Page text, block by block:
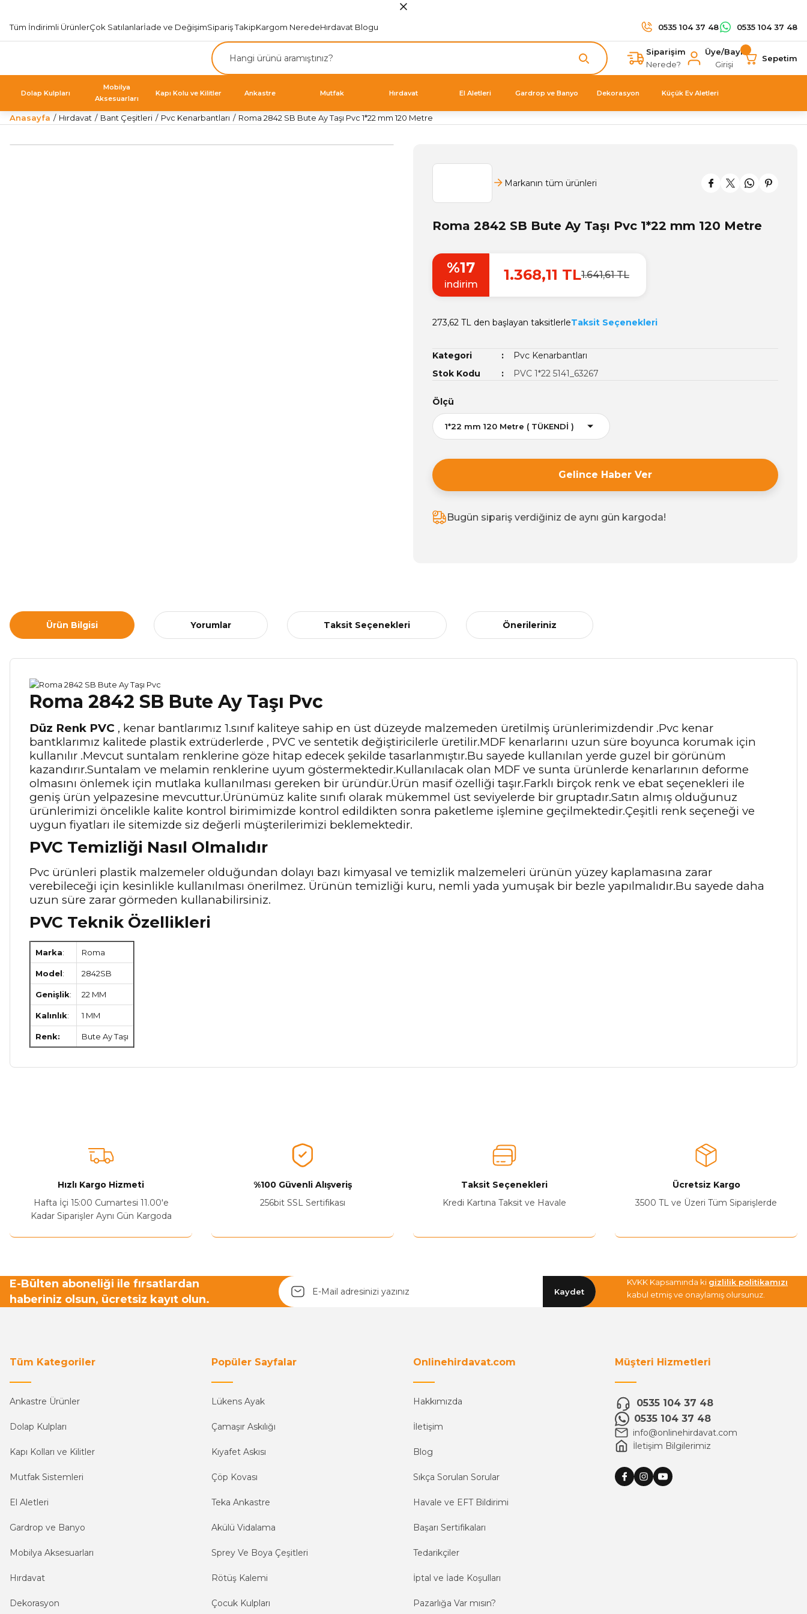
Tüm İndirimli ÜrünlerÇok Satılanlarİade ve DeğişimSipariş TakipKargom NeredeHırdavat Blogu 0535 104 37 48 0535 104 37 48
Siparişim
Nerede?
Üye/Bayi
Girişi
Sepetim
Dolap Kulpları
Mobilya
Aksesuarları
Kapı Kolu ve Kilitler Ankastre Mutfak Hırdavat El Aletleri Gardrop ve Banyo Dekorasyon Küçük Ev Aletleri
Anasayfa Hırdavat Bant Çeşitleri Pvc Kenarbantları Roma 2842 SB Bute Ay Taşı Pvc 1*22 mm 120 Metre
Markanın tüm ürünleri
Roma 2842 SB Bute Ay Taşı Pvc 1*22 mm 120 Metre
%17
indirim
1.368,11 TL1.641,61 TL
273,62 TL den başlayan taksitlerleTaksit Seçenekleri
Kategori
Pvc Kenarbantları
Stok Kodu
PVC 1*22 5141_63267
Ölçü
Gelince Haber Ver
Bugün sipariş verdiğiniz de aynı gün kargoda!
Ürün Bilgisi Yorumlar Taksit Seçenekleri Önerileriniz
Roma 2842 SB Bute Ay Taşı Pvc
Düz Renk PVC , kenar bantlarımız 1.sınıf kaliteye sahip en üst düzeyde malzemeden üretilmiş ürünlerimizdendir .Pvc kenar
bantklarımız kalitede plastik extrüderlerde , PVC ve sentetik değiştiricilerle üretilir.MDF kenarlarını uzun süre boyunca korumak için
kullanılır .Mevcut suntalam renklerine göze hitap edecek şekilde tasarlanmıştır.Bu sayede kullanılan yerde guzel bir görünüm
kazandırır.Suntalam ve melamin renklerine uyum göstermektedir.Kullanılacak olan MDF ve sunta ürünlerde kenarlarının deforme
olmasını önlemek için mutlaka kullanılması gereken bir üründür.Ürün masif özelliği taşır.Farklı birçok renk ve ebat seçenekleri ile
geniş ürün yelpazesine mevcuttur.Ürünümüz kalite sınıfı olarak mükemmel üst seviyelerde bir gruptadır.Satın almış olduğunuz
ürünlerimizi öncelikle kalite kontrol birimimizde kontrol edildikten sonra paketleme işlemine geçilmektedir.Çeşitli renk seçeneği ve
uygun fiyatları ile sitemizde siz değerli müşterilerimizi beklemektedir.
PVC Temizliği Nasıl Olmalıdır
Pvc ürünleri plastik malzemeler olduğundan dolayı bazı kimyasal ve temizlik malzemeleri ürünün yüzey kaplamasına zarar
verebileceği için kesinlikle kullanılması önerilmez. Ürünün temizliği kuru, nemli yada yumuşak bir bezle yapılmalıdır.Bu sayede daha
uzun süre zarar görmeden kullanabilirsiniz.
PVC Teknik Özellikleri
Marka: Roma
Model: 2842SB
Genişlik: 22 MM
Kalınlık: 1 MM
Renk: Bute Ay Taşı
Ürün açıklamasında eksik bilgiler bulunuyor.
Bu ürüne benzer farklı alternatifler olmalı.
Yetkiliye Gönder
Hızlı Kargo Hizmeti
Hafta İçi 15:00 Cumartesi 11.00'e
Kadar Siparişler Aynı Gün Kargoda
%100 Güvenli Alışveriş
256bit SSL Sertifikası
Taksit Seçenekleri
Kredi Kartına Taksit ve Havale
Ücretsiz Kargo
3500 TL ve Üzeri Tüm Siparişlerde
E-Bülten aboneliği ile fırsatlardan
haberiniz olsun, ücretsiz kayıt olun.
Kaydet
KVKK Kapsamında ki gizlilik politikamızı
kabul etmiş ve onaylamış olursunuz.
Tüm Kategoriler
Ankastre Ürünler
Dolap Kulpları
Kapı Kolları ve Kilitler
Mutfak Sistemleri
El Aletleri
Gardrop ve Banyo
Mobilya Aksesuarları
Hırdavat
Dekorasyon
Popüler Sayfalar
Lükens Ayak
Çamaşır Askılığı
Kıyafet Askısı
Çöp Kovası
Teka Ankastre
Akülü Vidalama
Sprey Ve Boya Çeşitleri
Rötüş Kalemi
Çocuk Kulpları
Onlinehirdavat.com
Hakkımızda
İletişim
Blog
Sıkça Sorulan Sorular
Havale ve EFT Bildirimi
Başarı Sertifikaları
Tedarikçiler
İptal ve İade Koşulları
Pazarlığa Var mısın?
Müşteri Hizmetleri
0535 104 37 48
0535 104 37 48
info@onlinehirdavat.com
İletişim Bilgilerimiz